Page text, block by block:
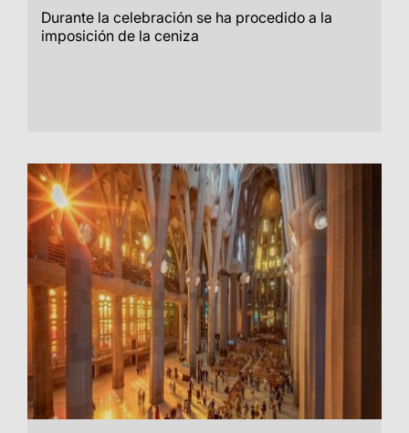
Durante la celebración se ha procedido a la
imposición de la ceniza